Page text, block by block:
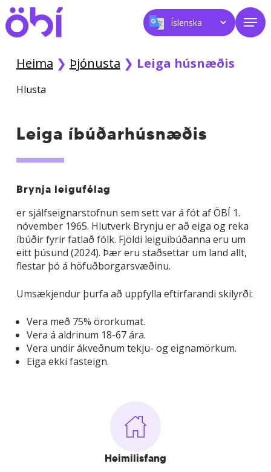
Skip
to
main
Heima ❯ Þjónusta ❯ Leiga húsnæðis
Hlusta
Leiga íbúðarhúsnæðis
Brynja leigufélag
er sjálfseignarstofnun sem sett var á fót af ÖBÍ 1.
nóvember 1965. Hlutverk Brynju er að eiga og reka
íbúðir fyrir fatlað fólk. Fjöldi leiguíbúðanna eru um
eitt þúsund (2024). Þær eru staðsettar um land allt,
flestar þó á höfuðborgarsvæðinu.
Umsækjendur þurfa að uppfylla eftirfarandi skilyrði:
Vera með 75% örorkumat.
Vera á aldrinum 18-67 ára.
Vera undir ákveðnum tekju- og eignamörkum.
Eiga ekki fasteign.
Heimilisfang